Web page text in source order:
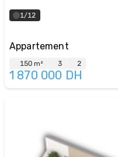
1/12
Appartement
150 m² 3 2
1 870 000 DH